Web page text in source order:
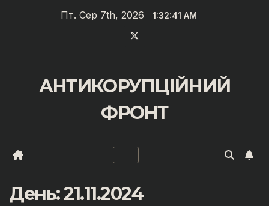
Пт. Сер 7th, 2026 1:32:41 AM
АНТИКОРУПЦІЙНИЙ
ФРОНТ
День:21.11.2024